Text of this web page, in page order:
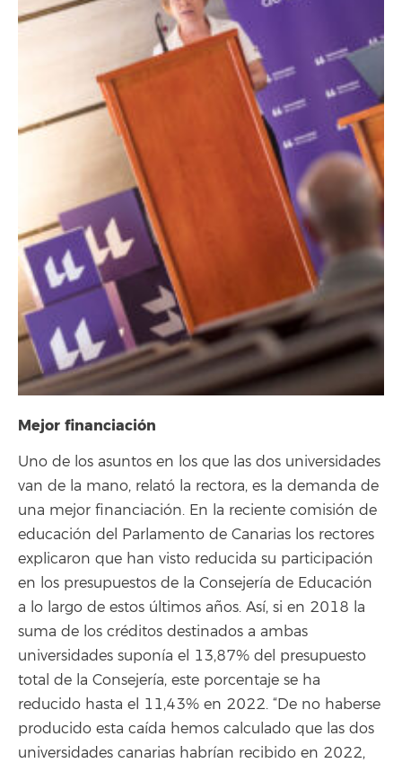
Mejor financiación
Uno de los asuntos en los que las dos universidades
van de la mano, relató la rectora, es la demanda de
una mejor financiación. En la reciente comisión de
educación del Parlamento de Canarias los rectores
explicaron que han visto reducida su participación
en los presupuestos de la Consejería de Educación
a lo largo de estos últimos años. Así, si en 2018 la
suma de los créditos destinados a ambas
universidades suponía el 13,87% del presupuesto
total de la Consejería, este porcentaje se ha
reducido hasta el 11,43% en 2022. “De no haberse
producido esta caída hemos calculado que las dos
universidades canarias habrían recibido en 2022,